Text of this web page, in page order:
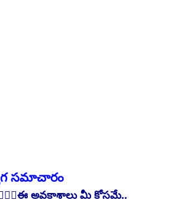
సమాచారం
అవకాశాలు మీ కోసమే..
Ends on 06-August-2026